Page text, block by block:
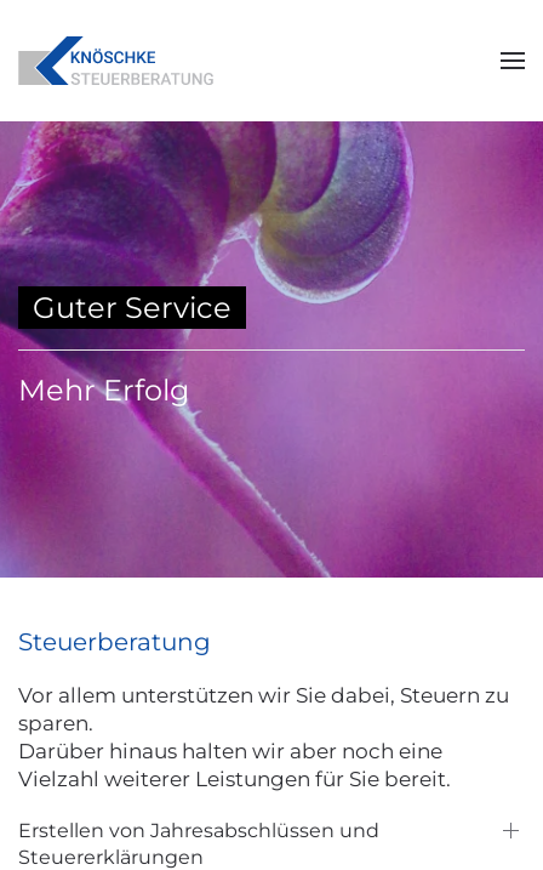
Skip to main content
Guter Service
Mehr Erfolg
Steuerberatung
Vor allem unterstützen wir Sie dabei, Steuern zu
sparen.
Darüber hinaus halten wir aber noch eine
Vielzahl weiterer Leistungen für Sie bereit.
Erstellen von Jahresabschlüssen und
Steuererklärungen